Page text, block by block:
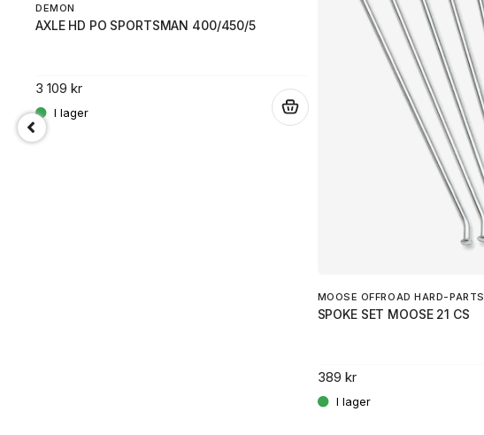
DEMON
AXLE HD PO SPORTSMAN 400/450/5
3 109 kr
MOOSE OFFROAD HARD-PARTS
SPOKE SET MOOSE 21 CS
389 kr